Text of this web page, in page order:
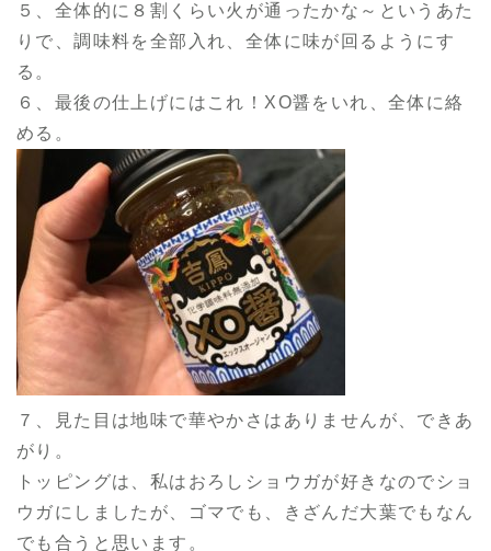
５、全体的に８割くらい火が通ったかな～というあた
りで、調味料を全部入れ、全体に味が回るようにす
る。
６、最後の仕上げにはこれ！XO醤をいれ、全体に絡
める。
７、見た目は地味で華やかさはありませんが、できあ
がり。
トッピングは、私はおろしショウガが好きなのでショ
ウガにしましたが、ゴマでも、きざんだ大葉でもなん
でも合うと思います。